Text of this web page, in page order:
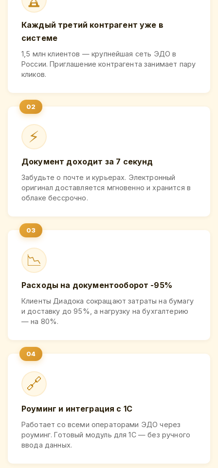
Каждый третий контрагент уже в
системе
1,5 млн клиентов — крупнейшая сеть ЭДО в
России. Приглашение контрагента занимает пару
кликов.
⚡
Документ доходит за 7 секунд
Забудьте о почте и курьерах. Электронный
оригинал доставляется мгновенно и хранится в
облаке бессрочно.
📉
Расходы на документооборот -95%
Клиенты Диадока сокращают затраты на бумагу
и доставку до 95%, а нагрузку на бухгалтерию
— на 80%.
🔗
Роуминг и интеграция с 1С
Работает со всеми операторами ЭДО через
роуминг. Готовый модуль для 1С — без ручного
ввода данных.